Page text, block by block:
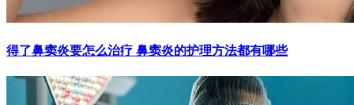
得了鼻窦炎要怎么治疗 鼻窦炎的护理方法都有哪些